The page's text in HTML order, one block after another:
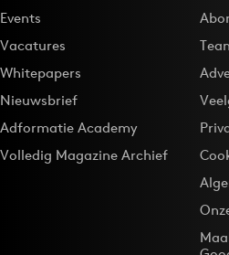
Events
Vacatures
Whitepapers
Nieuwsbrief
Adformatie Academy
Volledig Magazine Archief